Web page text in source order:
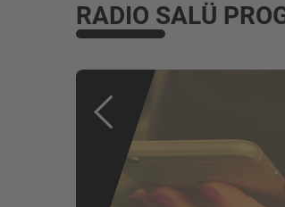
RADIO SALÜ